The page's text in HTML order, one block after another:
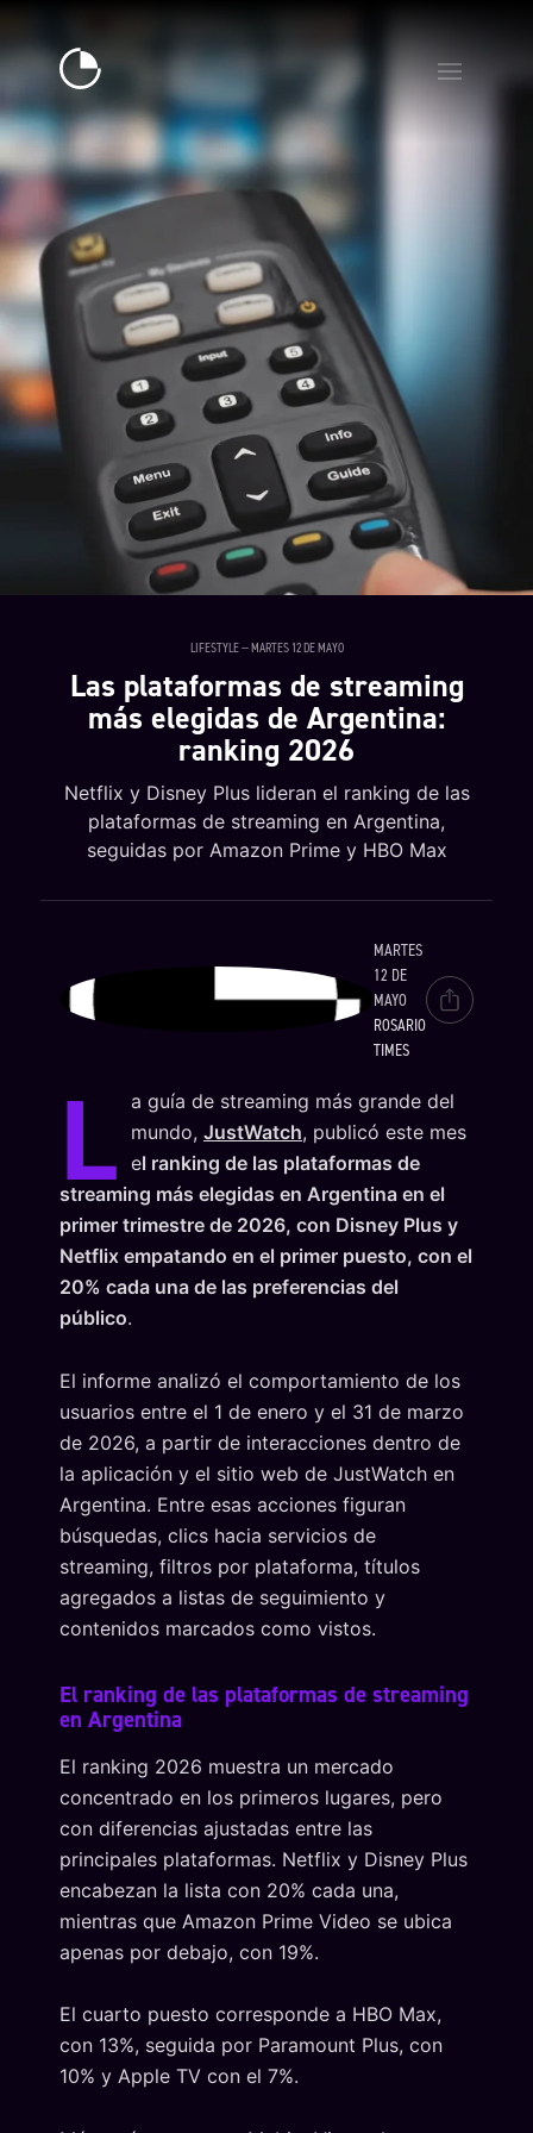
LIFESTYLE — MARTES 12 DE MAYO
Las plataformas de streaming
más elegidas de Argentina:
ranking 2026
Netflix y Disney Plus lideran el ranking de las
plataformas de streaming en Argentina,
seguidas por Amazon Prime y HBO Max
MARTES
12 DE
MAYO
ROSARIO
TIMES
L a guía de streaming más grande del
mundo, JustWatch, publicó este mes
el ranking de las plataformas de
streaming más elegidas en Argentina en el
primer trimestre de 2026, con Disney Plus y
Netflix empatando en el primer puesto, con el
20% cada una de las preferencias del
público.
El informe analizó el comportamiento de los
usuarios entre el 1 de enero y el 31 de marzo
de 2026, a partir de interacciones dentro de
la aplicación y el sitio web de JustWatch en
Argentina. Entre esas acciones figuran
búsquedas, clics hacia servicios de
streaming, filtros por plataforma, títulos
agregados a listas de seguimiento y
contenidos marcados como vistos.
El ranking de las plataformas de streaming
en Argentina
El ranking 2026 muestra un mercado
concentrado en los primeros lugares, pero
con diferencias ajustadas entre las
principales plataformas. Netflix y Disney Plus
encabezan la lista con 20% cada una,
mientras que Amazon Prime Video se ubica
apenas por debajo, con 19%.
El cuarto puesto corresponde a HBO Max,
con 13%, seguida por Paramount Plus, con
10% y Apple TV con el 7%.